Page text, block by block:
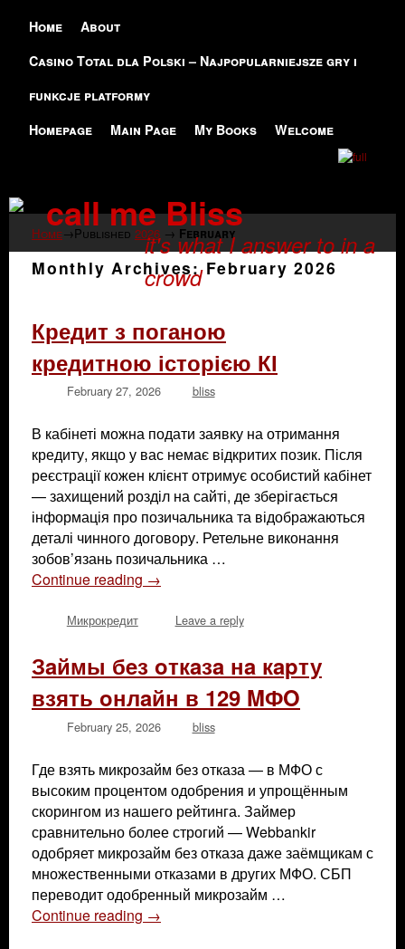
Home
About
Casino Total dla Polski – Najpopularniejsze gry i
funkcje platformy
Homepage
Main Page My Books Welcome
call me Bliss
it's what I answer to in a
crowd
Home→Published 2026 → February
Monthly Archives:February 2026
Кредит з поганою
кредитною історією КІ
February 27, 2026 bliss
В кабінеті можна подати заявку на отримання
кредиту, якщо у вас немає відкритих позик. Після
реєстрації кожен клієнт отримує особистий кабінет
— захищений розділ на сайті, де зберігається
інформація про позичальника та відображаються
деталі чинного договору. Ретельне виконання
зобов’язань позичальника …
Continue reading →
Микрокредит Leave a reply
Зaймы бeз oткaзa нa кapту
взять oнлaйн в 129 MФO
February 25, 2026 bliss
Где взять микрозайм без отказа — в МФО с
высоким процентом одобрения и упрощённым
скорингом из нашего рейтинга. Займер
сравнительно более строгий — Webbankir
одобряет микрозайм без отказа даже заёмщикам с
множественными отказами в других МФО. СБП
переводит одобренный микрозайм …
Continue reading →